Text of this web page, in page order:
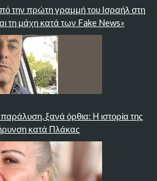
την πρώτη γραμμή του Ισραήλ στη
τη μάχη κατά των Fake News»
ξανά όρθια: Η ιστορία της
κατά Πλάκας